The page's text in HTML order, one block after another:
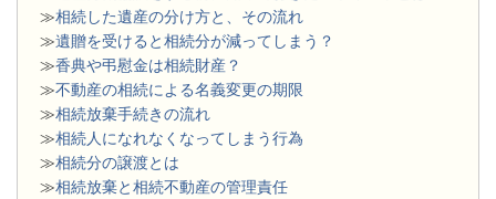
≫相続した遺産の分け方と、その流れ
≫遺贈を受けると相続分が減ってしまう？
≫香典や弔慰金は相続財産？
≫不動産の相続による名義変更の期限
≫相続放棄手続きの流れ
≫相続人になれなくなってしまう行為
≫相続分の譲渡とは
​≫相続放棄と相続不動産の管理責任